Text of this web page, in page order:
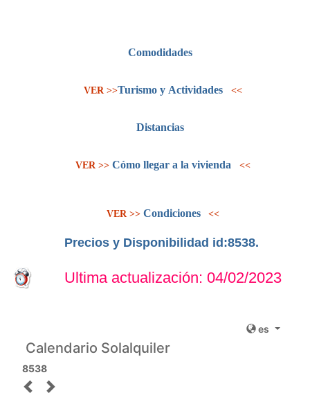
Comodidades
VER >>Turismo y Actividades <<
Distancias
VER >> Cómo llegar a la vivienda <<
VER >>Condiciones <<
Precios y Disponibilidad id:8538.
Ultima actualización: 04/02/2023